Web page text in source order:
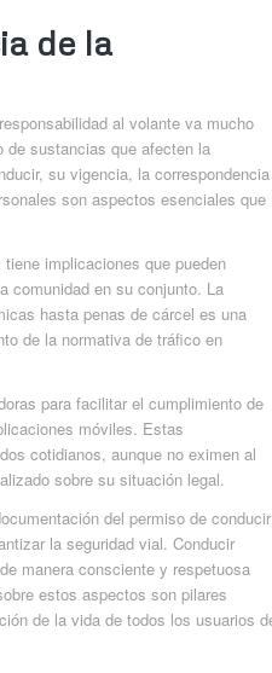
de la
al volante va mucho
sustancias que afecten la
su vigencia, la correspondencia
son aspectos esenciales que
implicaciones que pueden
comunidad en su conjunto. La
hasta penas de cárcel es una
de la normativa de tráfico en
para facilitar el cumplimiento de
móviles. Estas
cotidianos, aunque no eximen al
sobre su situación legal.
del permiso de conducir
la seguridad vial. Conducir
manera consciente y respetuosa
estos aspectos son pilares
de la vida de todos los usuarios